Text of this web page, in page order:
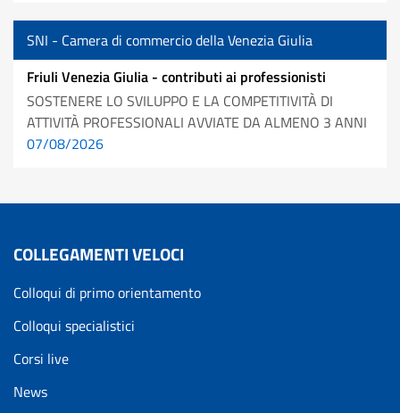
SNI - Camera di commercio della Venezia Giulia
Friuli Venezia Giulia - contributi ai professionisti
SOSTENERE LO SVILUPPO E LA COMPETITIVITÀ DI
ATTIVITÀ PROFESSIONALI AVVIATE DA ALMENO 3 ANNI
07/08/2026
COLLEGAMENTI VELOCI
Colloqui di primo orientamento
Colloqui specialistici
Corsi live
News